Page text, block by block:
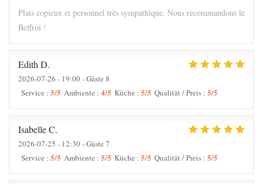
Plats copieux et personnel très sympathique. Nous recommandons le
Beffroi !
Edith D
2026-07-26 - 19:00 - Gäste 8
Service : 5/5 Ambiente : 4/5 Küche : 5/5 Qualität / Preis : 5/5
IsabelleC
2026-07-25 - 12:30 - Gäste 7
Service : 5/5 Ambiente : 5/5 Küche : 5/5 Qualität / Preis : 5/5